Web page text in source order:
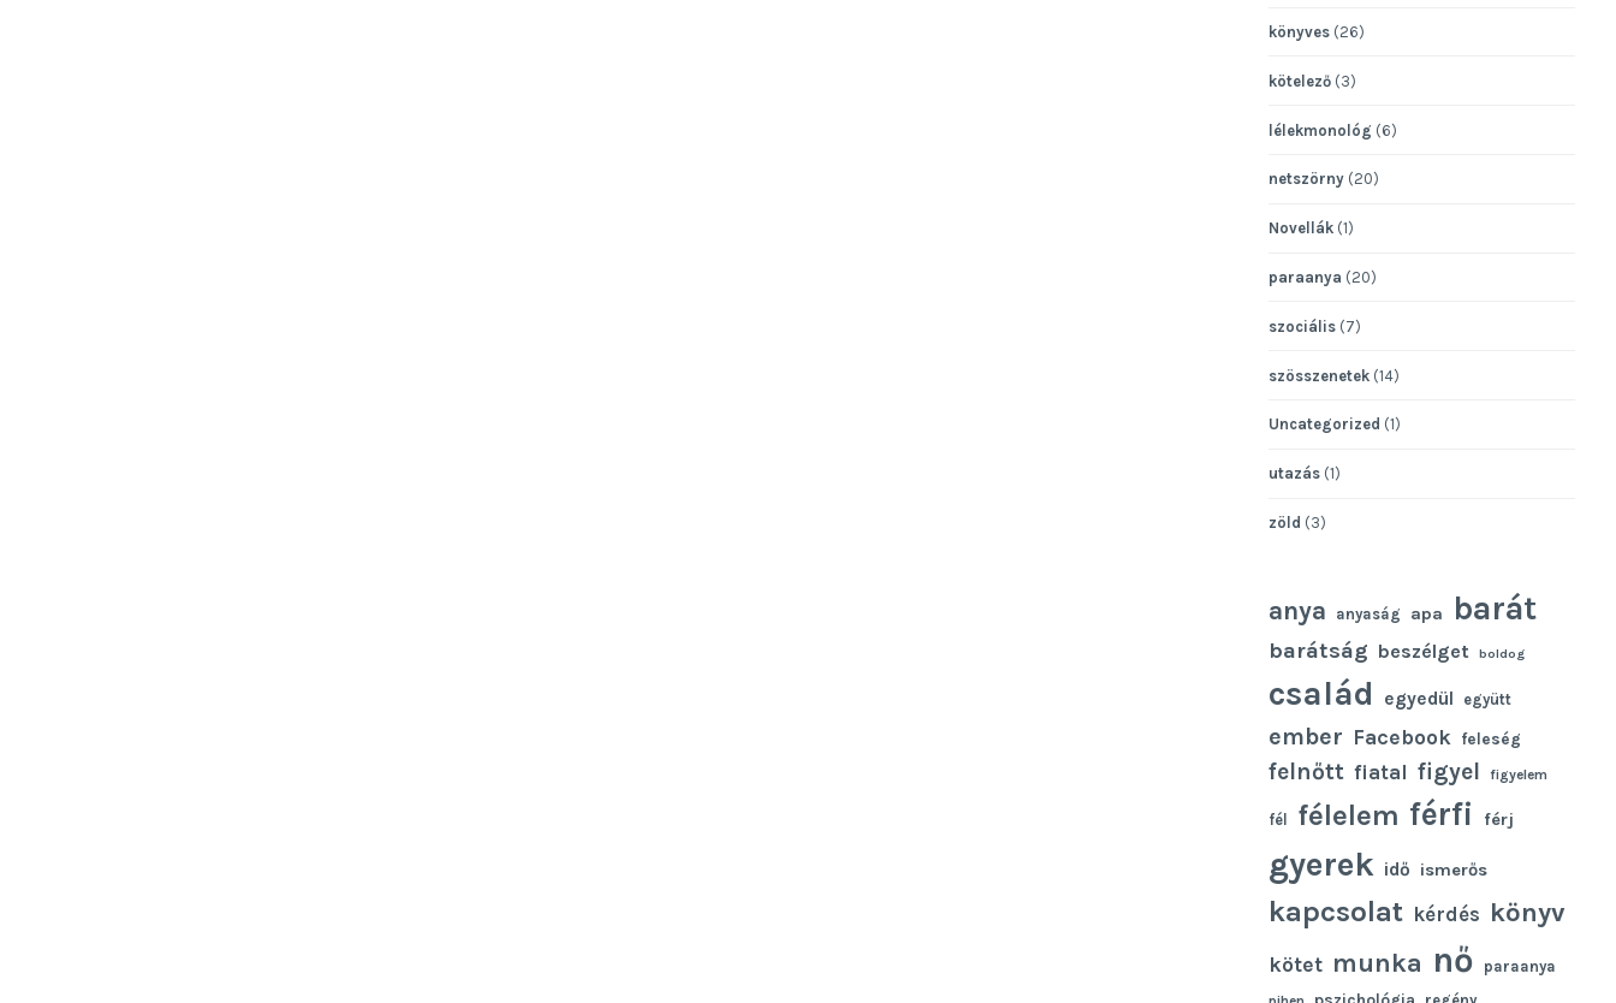
könyves (26)
kötelező (3)
lélekmonológ (6)
netszörny (20)
Novellák (1)
paraanya (20)
szociális (7)
szösszenetek (14)
Uncategorized (1)
utazás (1)
zöld (3)
anya anyaság apa barát
barátság beszélget boldog
család egyedül együtt
ember Facebook feleség
felnőtt fiatal figyel figyelem
fél félelem férfi férj
gyerek idő ismerős
kapcsolat kérdés könyv
kötet munka nő paraanya
pszichológia regény